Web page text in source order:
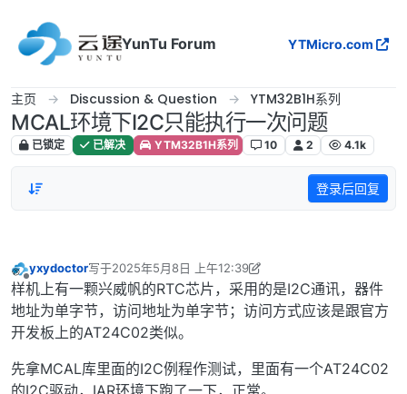
YunTu Forum
YTMicro.com
主页 Discussion & Question YTM32B1H系列
MCAL环境下I2C只能执行一次问题
已锁定 已解决 YTM32B1H系列 10 2 4.1k
登录后回复
离线
yxydoctor写于2025年5月8日 上午12:39
最后由 yxydoctor 编辑 2025年5月8日 上午8:41
样机上有一颗兴威帆的RTC芯片，采用的是I2C通讯，器件
地址为单字节，访问地址为单字节；访问方式应该是跟官方
开发板上的AT24C02类似。
先拿MCAL库里面的I2C例程作测试，里面有一个AT24C02
的I2C驱动，IAR环境下跑了一下，正常。